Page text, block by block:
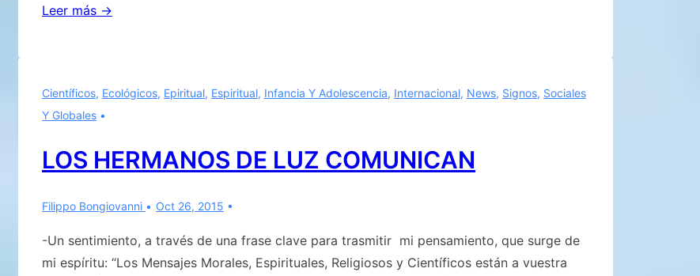
Centro
Siragusa.
Para
Estudio
la
Leer más →
Científicos, Ecológicos, Epiritual, Espiritual, Infancia Y Adolescencia, Internacional, News, Signos, Sociales
Y Globales
LOS HERMANOS DE LUZ COMUNICAN
Filippo Bongiovanni Oct 26, 2015
-Un sentimiento, a través de una frase clave para trasmitir mi pensamiento, que surge de
mi espíritu: “Los Mensajes Morales, Espirituales, Religiosos y Científicos están a vuestra